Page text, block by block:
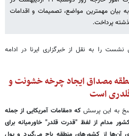
بیان مهمترین مواضع، تصمیمات و اقدامات
پرداخت.
را به نقل از خبرگزاری ایرنا در ادامه
مصداق ایجاد چرخه خشونت و
است
به این پرسشکه «مقامات آمریکایی از جمله
مدام از لفظ "قدرت قلدر" خاورمیانه برای